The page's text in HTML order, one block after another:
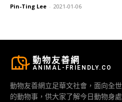
Pin-Ting Lee - 2021-01-06
動物友善網
ANIMAL-FRIENDLY.CO
動物友善網立足華文社會，面向全
的動物事，供大家了解今日動物身